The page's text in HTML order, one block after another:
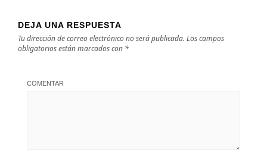
DEJA UNA RESPUESTA
Tu dirección de correo electrónico no será publicada. Los campos
obligatorios están marcados con *
COMENTAR